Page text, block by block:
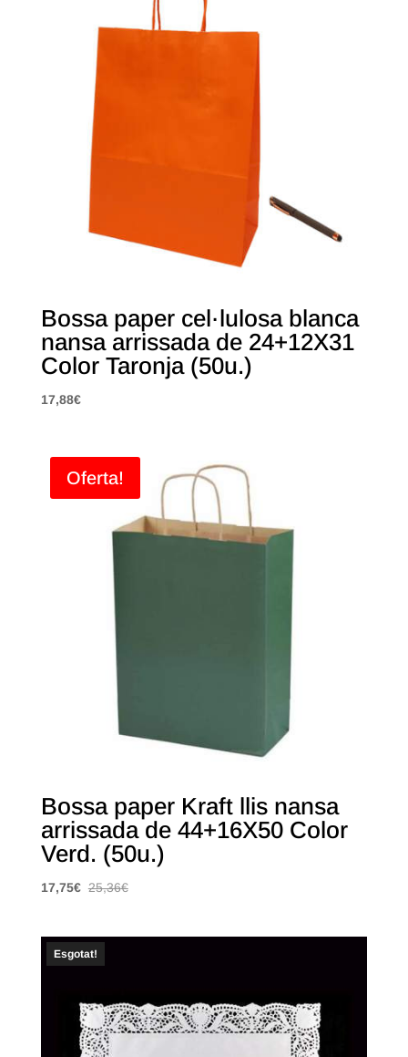
Bossa paper cel·lulosa blanca
nansa arrissada de 24+12X31
Color Taronja (50u.)
17,88€
Oferta!
Bossa paper Kraft llis nansa
arrissada de 44+16X50 Color
Verd. (50u.)
17,75€ 25,36€
Esgotat!